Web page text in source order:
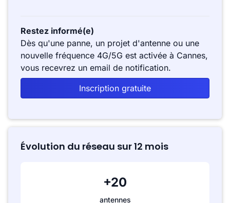
Restez informé(e)
Dès qu'une panne, un projet d'antenne ou une
nouvelle fréquence 4G/5G est activée à Cannes,
vous recevrez un email de notification.
Inscription gratuite
Évolution du réseau sur 12 mois
+20
antennes